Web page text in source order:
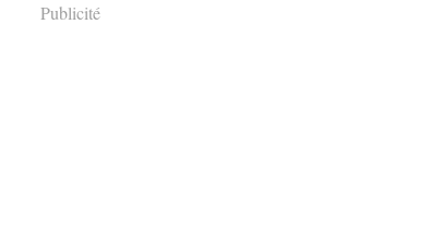
Publicité